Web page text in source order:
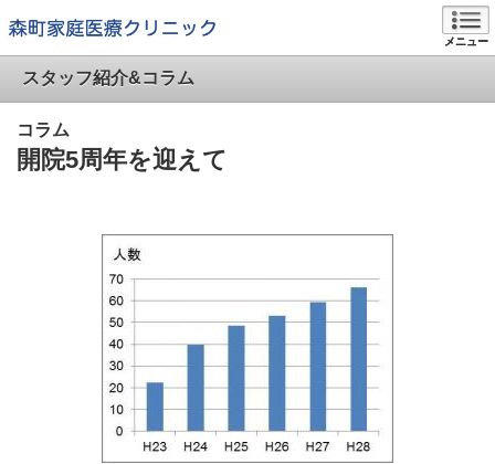
メニュー
スタッフ紹介&コラム
コラム
開院5周年を迎えて